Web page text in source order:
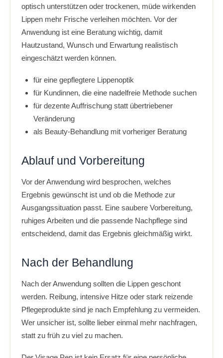
optisch unterstützen oder trockenen, müde wirkenden
Lippen mehr Frische verleihen möchten. Vor der
Anwendung ist eine Beratung wichtig, damit
Hautzustand, Wunsch und Erwartung realistisch
eingeschätzt werden können.
für eine gepflegtere Lippenoptik
für Kundinnen, die eine nadelfreie Methode suchen
für dezente Auffrischung statt übertriebener
Veränderung
als Beauty-Behandlung mit vorheriger Beratung
Ablauf und Vorbereitung
Vor der Anwendung wird besprochen, welches
Ergebnis gewünscht ist und ob die Methode zur
Ausgangssituation passt. Eine saubere Vorbereitung,
ruhiges Arbeiten und die passende Nachpflege sind
entscheidend, damit das Ergebnis gleichmäßig wirkt.
Nach der Behandlung
Nach der Anwendung sollten die Lippen geschont
werden. Reibung, intensive Hitze oder stark reizende
Pflegeprodukte sind je nach Empfehlung zu vermeiden.
Wer unsicher ist, sollte lieber einmal mehr nachfragen,
statt zu früh zu viel zu machen.